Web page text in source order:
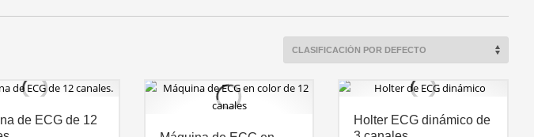
de ECG de 12
Holter ECG dinámico de